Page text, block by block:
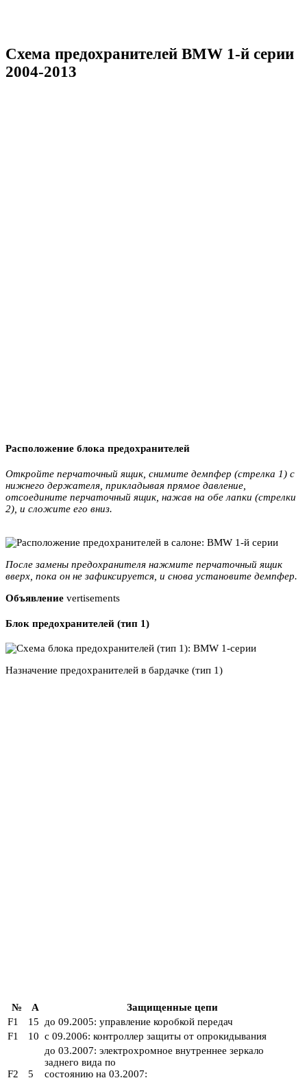
Схема предохранителей BMW 1-й серии
2004-2013
Расположение блока предохранителей
Откройте перчаточный ящик, снимите демпфер (стрелка 1) с
нижнего держателя, прикладывая прямое давление,
отсоедините перчаточный ящик, нажав на обе лапки (стрелки
2), и сложите его вниз.
После замены предохранителя нажмите перчаточный ящик
вверх, пока он не зафиксируется, и снова установите демпфер.
Объявление vertisements
Блок предохранителей (тип 1)
Назначение предохранителей в бардачке (тип 1)
№ A
Защищенные цепи
F1
15 до 09.2005: управление коробкой передач
F1
10 с 09.2006: контроллер защиты от опрокидывания
F2 5
до 03.2007: электрохромное внутреннее зеркало
заднего вида по
состоянию на 03.2007: